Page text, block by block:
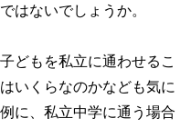
はないでしょうか。
どもを私立に通わせるこ
いくらなのかなども気に
に、私立中学に通う場合